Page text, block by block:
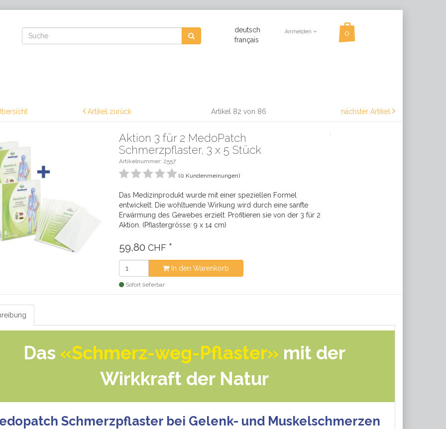
deutsch
français
Anmelden
Artikel zurück Artikel 82 von 86 nächster Artikel
Aktion 3 für 2 MedoPatch
Schmerzpflaster, 3 x 5 Stück
Artikelnummer: 2557
(0 Kundenmeinungen)
Das Medizinprodukt wurde mit einer speziellen Formel
entwickelt. Die wohltuende Wirkung wird durch eine sanfte
Erwärmung des Gewebes erzielt. Profitieren sie von der 3 für 2
Aktion. (Pflastergrösse: 9 x 14 cm)
59,80 CHF *
In den Warenkorb
Sofort lieferbar
Das «Schmerz-weg-Pflaster» mit der
Wirkkraft der Natur
Schmerzpflaster bei Gelenk- und Muskelschmerzen